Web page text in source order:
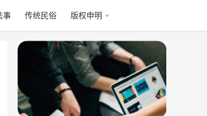
事 传统民俗 版权申明